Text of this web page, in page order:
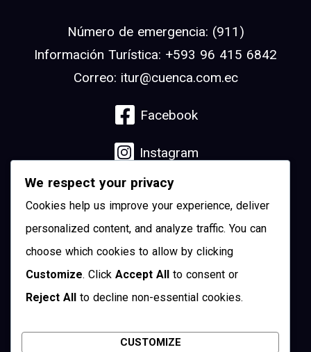
Número de emergencia: (911)
Información Turística: +593 96 415 6842
Correo: itur@cuenca.com.ec
Facebook
Instagram
Linkedin
YouTube
Twitter
We respect your privacy
Cookies help us improve your experience, deliver
personalized content, and analyze traffic. You can
choose which cookies to allow by clicking
Customize. Click Accept All
to consent or
Reject All
to decline non-essential cookies.
CUSTOMIZE